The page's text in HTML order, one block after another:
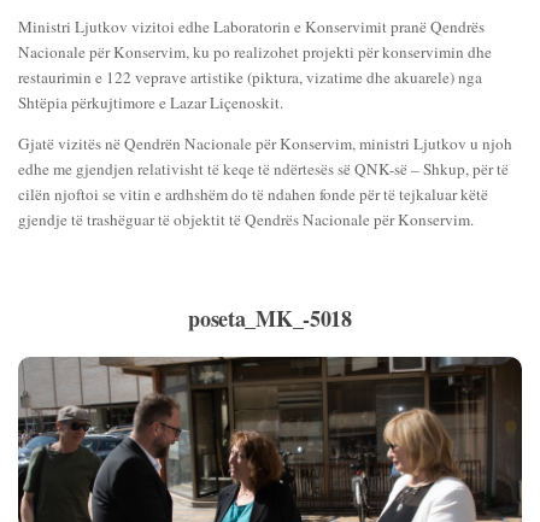
Ministri Ljutkov vizitoi edhe Laboratorin e Konservimit pranë Qendrës
Nacionale për Konservim, ku po realizohet projekti për konservimin dhe
restaurimin e 122 veprave artistike (piktura, vizatime dhe akuarele) nga
Shtëpia përkujtimore e Lazar Liçenoskit.
Gjatë vizitës në Qendrën Nacionale për Konservim, ministri Ljutkov u njoh
edhe me gjendjen relativisht të keqe të ndërtesës së QNK-së – Shkup, për të
cilën njoftoi se vitin e ardhshëm do të ndahen fonde për të tejkaluar këtë
gjendje të trashëguar të objektit të Qendrës Nacionale për Konservim.
poseta_MK_-5018